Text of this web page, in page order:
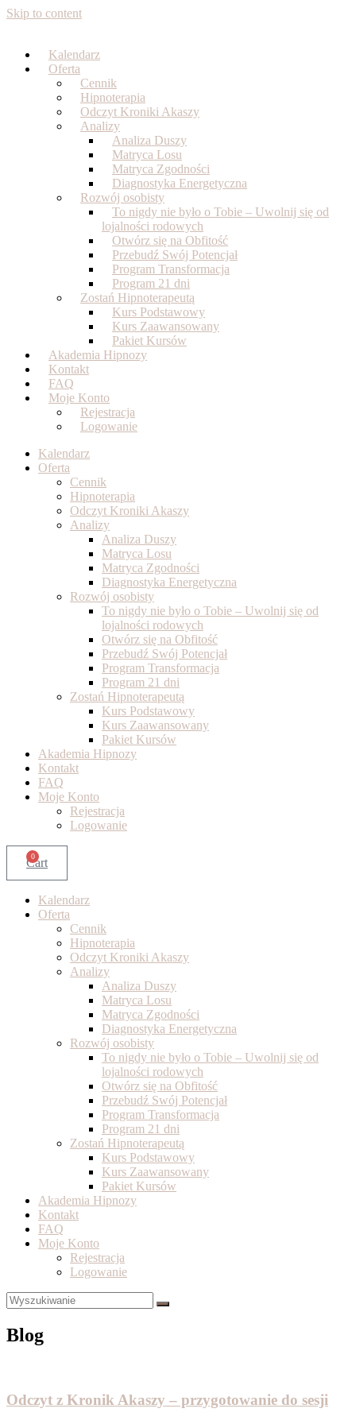
Skip to content
Kalendarz
Oferta
Cennik
Hipnoterapia
Odczyt Kroniki Akaszy
Analizy
Analiza Duszy
Matryca Losu
Matryca Zgodności
Diagnostyka Energetyczna
Rozwój osobisty
To nigdy nie było o Tobie – Uwolnij się od
lojalności rodowych
Otwórz się na Obfitość
Przebudź Swój Potencjał
Program Transformacja
Program 21 dni
Zostań Hipnoterapeutą
Kurs Podstawowy
Kurs Zaawansowany
Pakiet Kursów
Akademia Hipnozy
Kontakt
FAQ
Moje Konto
Rejestracja
Logowanie
Kalendarz
Oferta
Cennik
Hipnoterapia
Odczyt Kroniki Akaszy
Analizy
Analiza Duszy
Matryca Losu
Matryca Zgodności
Diagnostyka Energetyczna
Rozwój osobisty
To nigdy nie było o Tobie – Uwolnij się od
lojalności rodowych
Otwórz się na Obfitość
Przebudź Swój Potencjał
Program Transformacja
Program 21 dni
Zostań Hipnoterapeutą
Kurs Podstawowy
Kurs Zaawansowany
Pakiet Kursów
Akademia Hipnozy
Kontakt
FAQ
Moje Konto
Rejestracja
Logowanie
0
Cart
Kalendarz
Oferta
Cennik
Hipnoterapia
Odczyt Kroniki Akaszy
Analizy
Analiza Duszy
Matryca Losu
Matryca Zgodności
Diagnostyka Energetyczna
Rozwój osobisty
To nigdy nie było o Tobie – Uwolnij się od
lojalności rodowych
Otwórz się na Obfitość
Przebudź Swój Potencjał
Program Transformacja
Program 21 dni
Zostań Hipnoterapeutą
Kurs Podstawowy
Kurs Zaawansowany
Pakiet Kursów
Akademia Hipnozy
Kontakt
FAQ
Moje Konto
Rejestracja
Logowanie
Blog
Odczyt z Kronik Akaszy – przygotowanie do sesji